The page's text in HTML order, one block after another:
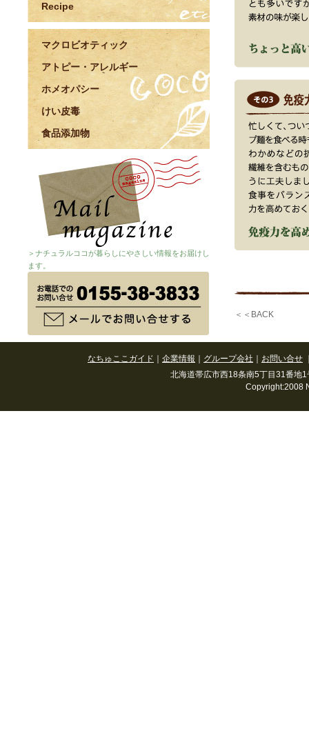
Recipe
マクロビオティック
アトピー・アレルギー
ホメオパシー
けい皮毒
食品添加物
＞ナチュラルココが暮らしにやさしい情報をお届けし
ます。
＜＜BACK
なちゅここガイド 企業情報 グループ会社 お問い合せ
北海道帯広市西18条南5丁目31番
Copyright:2008